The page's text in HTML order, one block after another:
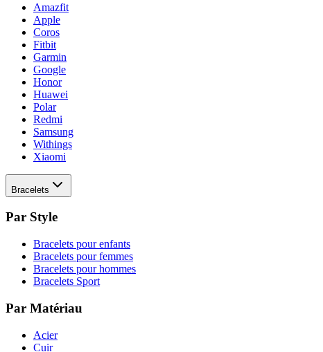
Amazfit
Apple
Coros
Fitbit
Garmin
Google
Honor
Huawei
Polar
Redmi
Samsung
Withings
Xiaomi
Bracelets
Par Style
Bracelets pour enfants
Bracelets pour femmes
Bracelets pour hommes
Bracelets Sport
Par Matériau
Acier
Cuir